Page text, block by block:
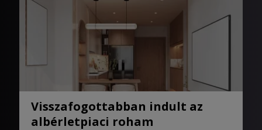
Visszafogottabban indult az
albérletpiaci roham